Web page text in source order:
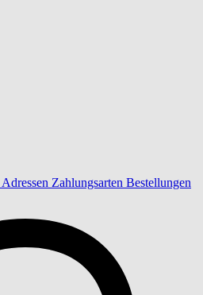
Adressen Zahlungsarten Bestellungen